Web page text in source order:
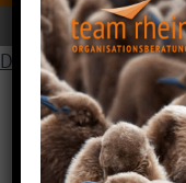
DSGVO Cookie